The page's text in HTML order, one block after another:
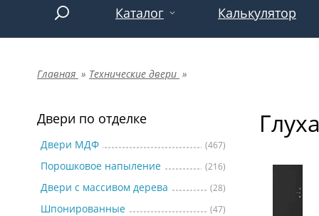
Каталог
Двери по отделке
Двери по назначению
Двери по особенностям
Калькулятор
Главная » Технические двери »
Двери по отделке
Двери МДФ (467)
Порошковое напыление (216)
Двери с массивом дерева (28)
Шпонированные (47)